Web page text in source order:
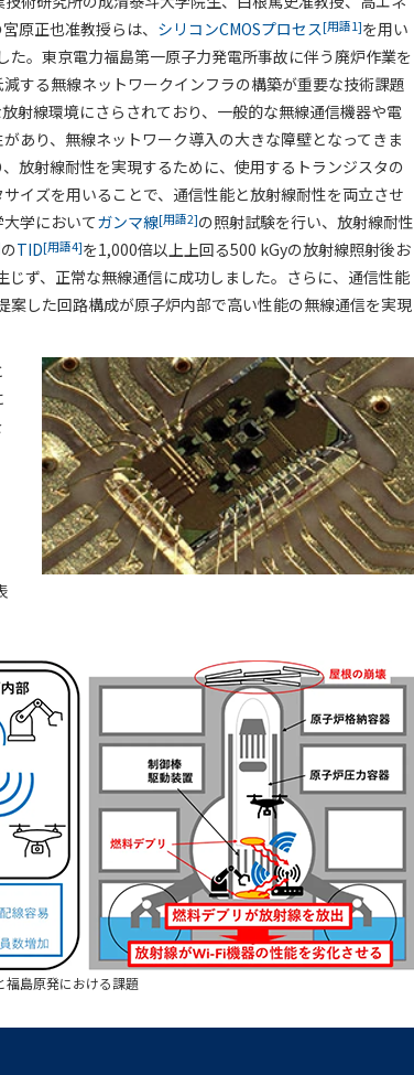
原正也准教授らは、 シリコンCMOSプロセス[用語1]を用い
。東京電力福島第一原子力発電所事故に伴う廃炉作業を
する無線ネットワークインフラの構築が重要な技術課題
射線環境にさらされており、一般的な無線通信機器や電
あり、無線ネットワーク導入の大きな障壁となってきま
放射線耐性を実現するために、使用するトランジスタの
イズを用いることで、通信性能と放射線耐性を両立させ
学においてガンマ線[用語2]の照射試験を行い、放射線耐性
のTID[用語4]を1,000倍以上上回る500 kGyの放射線照射後お
ず、正常な無線通信に成功しました。さらに、通信性能
した回路構成が原子炉内部で高い性能の無線通信を実現
福島原発における課題